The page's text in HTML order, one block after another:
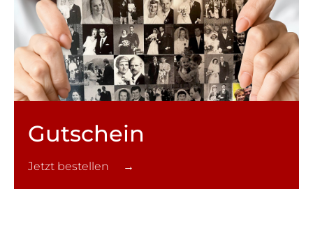
Gutschein
Jetzt bestellen →